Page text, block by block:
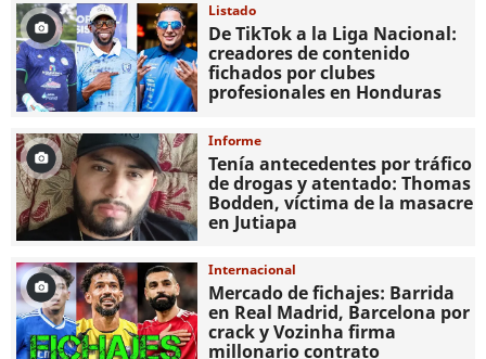
Listado
De TikTok a la Liga Nacional:
creadores de contenido
fichados por clubes
profesionales en Honduras
Informe
Tenía antecedentes por tráfico
de drogas y atentado: Thomas
Bodden, víctima de la masacre
en Jutiapa
Internacional
Mercado de fichajes: Barrida
en Real Madrid, Barcelona por
crack y Vozinha firma
millonario contrato